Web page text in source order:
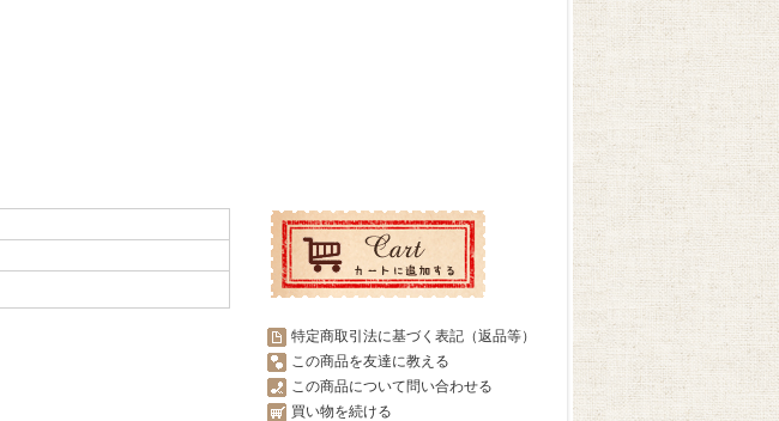
特定商取引法に基づく表記（返品等）
この商品を友達に教える
この商品について問い合わせる
買い物を続ける